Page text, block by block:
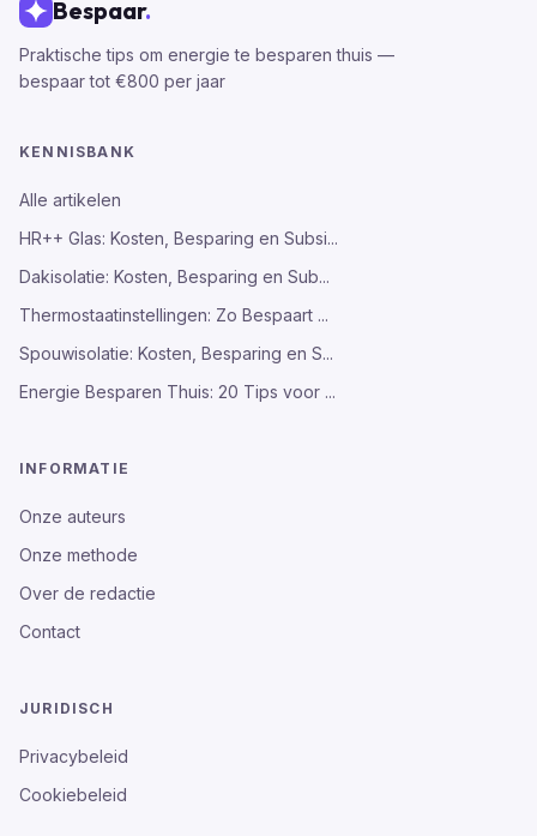
Bespaar.
Praktische tips om energie te besparen thuis —
bespaar tot €800 per jaar
KENNISBANK
Alle artikelen
HR++ Glas: Kosten, Besparing en Subsi...
Dakisolatie: Kosten, Besparing en Sub...
Thermostaatinstellingen: Zo Bespaart ...
Spouwisolatie: Kosten, Besparing en S...
Energie Besparen Thuis: 20 Tips voor ...
INFORMATIE
Onze auteurs
Onze methode
Over de redactie
Contact
JURIDISCH
Privacybeleid
Cookiebeleid